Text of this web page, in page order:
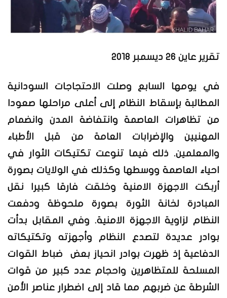
تقرير عاين 26 ديسمبر 2018
في يومها السابع وصلت الاحتجاجات السودانية
المطالبة بإسقاط النظام إلى أعلى مراحلها صعودا
من تظاهرات العاصمة وانتفاضة المدن وانضمام
المهنيين والإضرابات العامة من قبل الأطباء
والمعلمين. ذلك فيما تنوعت تكتيكات الثوار في
احياء العاصمة ووسطها وكذلك في الولايات بصورة
أربكت الاجهزة الامنية وخلقت فارقا كبيرا نقل
المبادرة لخانة الثورة بصورة ملحوظة ودفعت
النظام لزاوية الاجهزة الامنية. وفي المقابل بدأت
بوادر عديدة لتصدع النظام وأجهزته وتكتيكاته
الدفاعية إذ ظهرت بوادر انحياز بعض ضباط القوات
المسلحة للمتظاهرين واحجام عدد كبير من قوات
الشرطة عن ضربهم مما قاد إلى اضطرار عناصر الأمن